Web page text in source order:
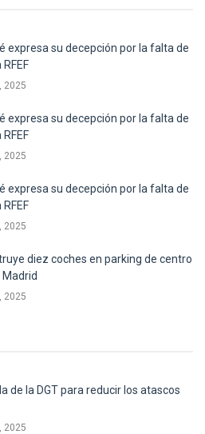
expresa su decepción por la falta de
2025
expresa su decepción por la falta de
2025
expresa su decepción por la falta de
2025
diez coches en parking de centro
2025
de la DGT para reducir los atascos
2025